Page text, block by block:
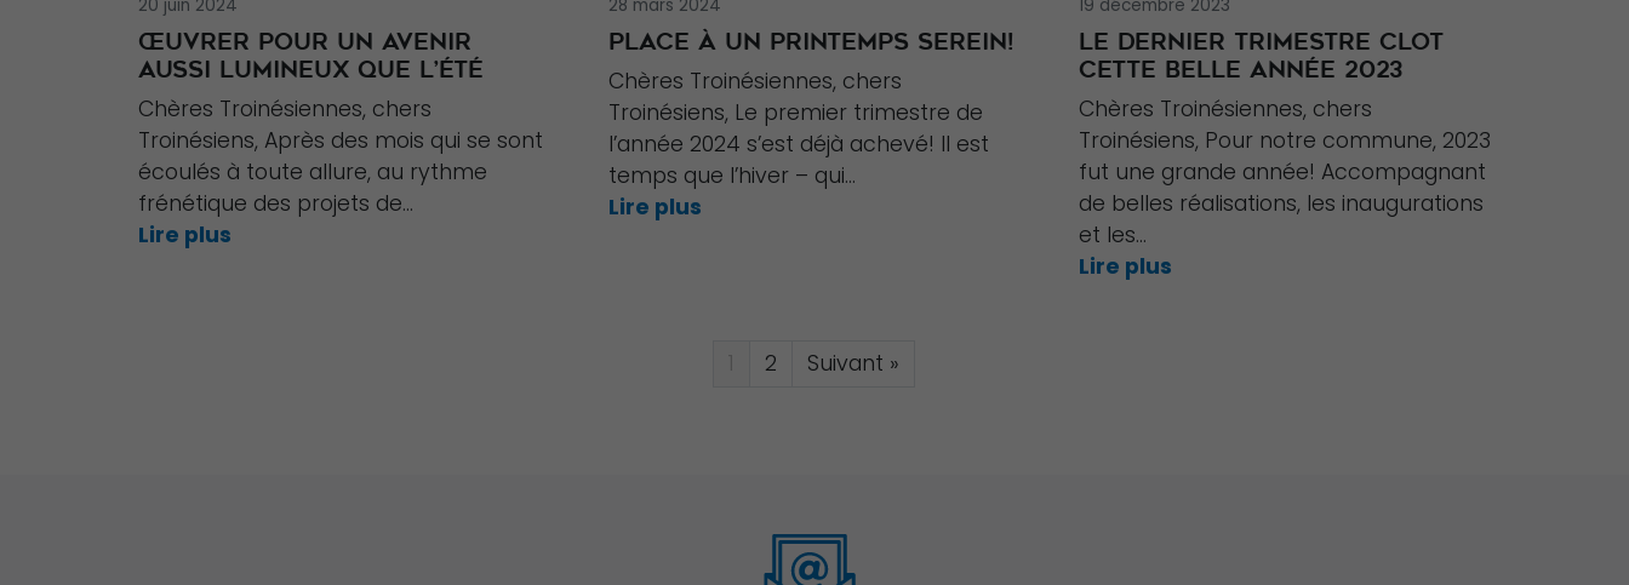
20 juin 2024
ŒUVRER POUR UN AVENIR
AUSSI LUMINEUX QUE L’ÉTÉ
Chères Troinésiennes, chers
Troinésiens, Après des mois qui se sont
écoulés à toute allure, au rythme
frénétique des projets de...
Lire plus
28 mars 2024
PLACE À UN PRINTEMPS SEREIN!
Chères Troinésiennes, chers
Troinésiens, Le premier trimestre de
l’année 2024 s’est déjà achevé! Il est
temps que l’hiver – qui...
Lire plus
19 décembre 2023
LE DERNIER TRIMESTRE CLOT
CETTE BELLE ANNÉE 2023
Chères Troinésiennes, chers
Troinésiens, Pour notre commune, 2023
fut une grande année! Accompagnant
de belles réalisations, les inaugurations
et les...
Lire plus
1 2 Suivant »
sont pas